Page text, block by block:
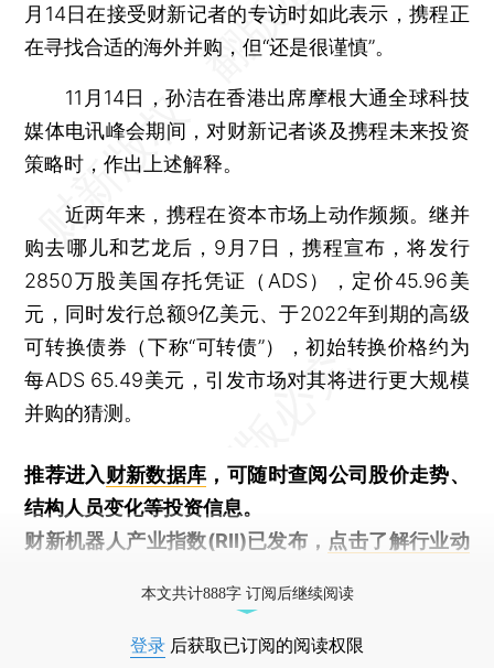
月14日在接受财新记者的专访时如此表示，携程正
在寻找合适的海外并购，但“还是很谨慎”。
11月14日，孙洁在香港出席摩根大通全球科技
媒体电讯峰会期间，对财新记者谈及携程未来投资
策略时，作出上述解释。
近两年来，携程在资本市场上动作频频。继并
购去哪儿和艺龙后，9月7日，携程宣布，将发行
2850万股美国存托凭证（ADS），定价45.96美
元，同时发行总额9亿美元、于2022年到期的高级
可转换债券（下称“可转债”），初始转换价格约为
每ADS 65.49美元，引发市场对其将进行更大规模
并购的猜测。
推荐进入财新数据库 ，可随时查阅公司股价走势、
结构人员变化等投资信息。
财新机器人产业指数(RII)已发布， 点击了解行业动
本文共计888字 订阅后继续阅读
登录 后获取已订阅的阅读权限